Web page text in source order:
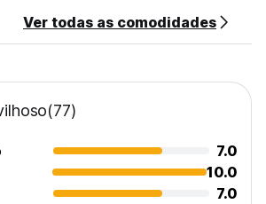
Ver todas as comodidades
(77)
7.0
10.0
7.0